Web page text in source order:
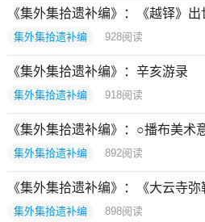
《集外集拾遗补编》：《越铎》出
集外集拾遗补编 928阅读
《集外集拾遗补编》：辛亥游录
集外集拾遗补编 918阅读
《集外集拾遗补编》：○播布美术
集外集拾遗补编 892阅读
《集外集拾遗补编》：《大云寺
集外集拾遗补编 898阅读